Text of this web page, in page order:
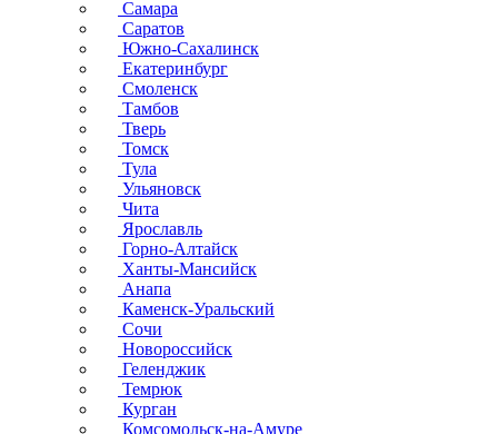
Самара
Саратов
Южно-Сахалинск
Екатеринбург
Смоленск
Тамбов
Тверь
Томск
Тула
Ульяновск
Чита
Ярославль
Горно-Алтайск
Ханты-Мансийск
Анапа
Каменск-Уральский
Сочи
Новороссийск
Геленджик
Темрюк
Курган
Комсомольск-на-Амуре